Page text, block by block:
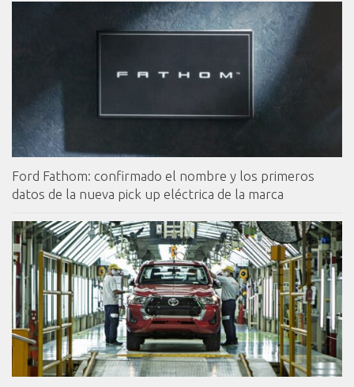
Ford Fathom: confirmado el nombre y los primeros
datos de la nueva pick up eléctrica de la marca